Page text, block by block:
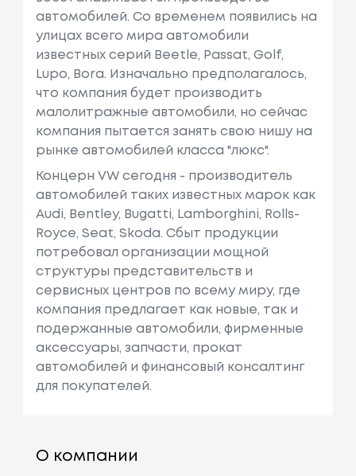
автомобилей. Cо временем появились на
улицах всего мира автомобили
известных серий Beetle, Passat, Golf,
Lupo, Bora. Изначально предполагалось,
что компания будет производить
малолитражные автомобили, но сейчас
компания пытается занять свою нишу на
рынке автомобилей класса "люкс".
Концерн VW сегодня - производитель
автомобилей таких известных марок как
Audi, Bentley, Bugatti, Lamborghini, Rolls-
Royce, Seat, Skoda. Сбыт продукции
потребовал организации мощной
структуры представительств и
сервисных центров по всему миру, где
компания предлагает как новые, так и
подержанные автомобили, фирменные
аксессуары, запчасти, прокат
автомобилей и финансовый консалтинг
для покупателей.
О компании